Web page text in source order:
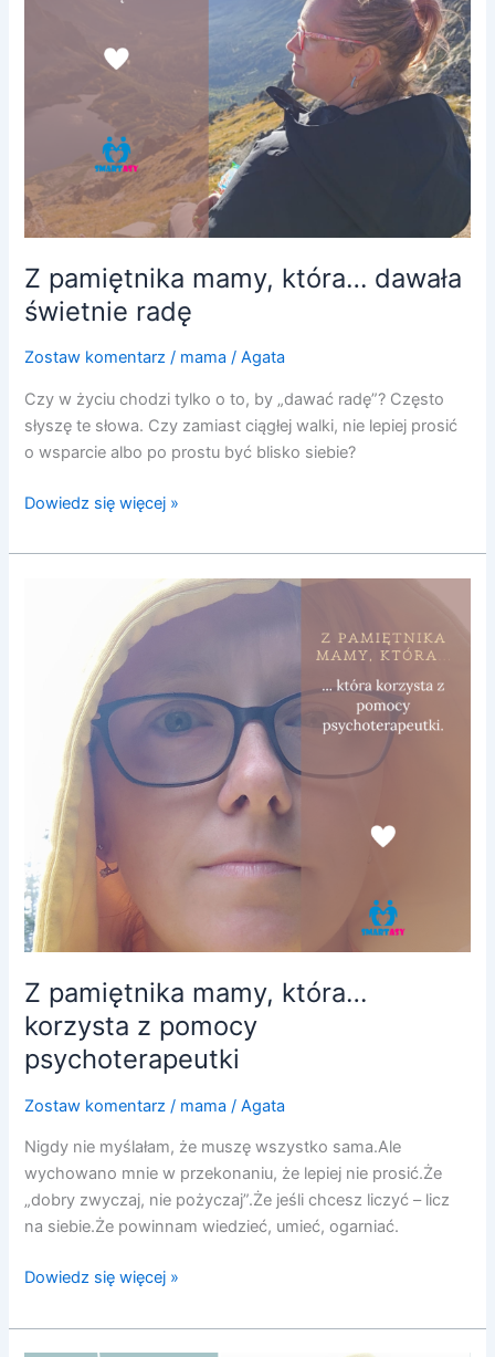
Z pamiętnika mamy, która… dawała
świetnie radę
Zostaw komentarz / mama /Agata
Czy w życiu chodzi tylko o to, by „dawać radę”? Często
słyszę te słowa. Czy zamiast ciągłej walki, nie lepiej prosić
o wsparcie albo po prostu być blisko siebie?
Dowiedz się więcej »
Z pamiętnika mamy, która…
korzysta z pomocy
psychoterapeutki
Zostaw komentarz / mama /Agata
Nigdy nie myślałam, że muszę wszystko sama.Ale
wychowano mnie w przekonaniu, że lepiej nie prosić.Że
„dobry zwyczaj, nie pożyczaj”.Że jeśli chcesz liczyć – licz
na siebie.Że powinnam wiedzieć, umieć, ogarniać.
korzysta
pomocy
psychoterapeutki
Dowiedz się więcej »